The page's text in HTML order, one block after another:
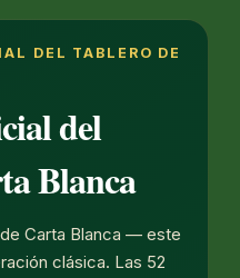
DEL TABLERO DE
del
Blanca
Carta Blanca — este
clásica. Las 52